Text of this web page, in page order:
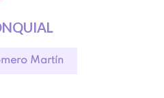
Martín